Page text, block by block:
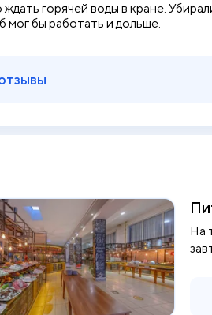
горячей воды в кране.
мог бы работать и дольше.
На